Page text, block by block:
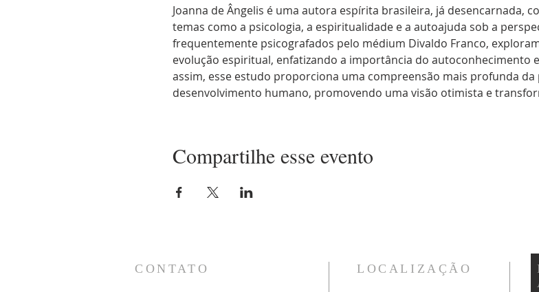
Joanna de Ângelis é uma autora espírita brasileira, já desencarnada,
temas como a psicologia, a espiritualidade e a autoajuda sob a
frequentemente psicografados pelo médium Divaldo Franco,
evolução espiritual, enfatizando a importância do autoconhecimento
assim, esse estudo proporciona uma compreensão mais profunda
desenvolvimento humano, promovendo uma visão otimista e
Compartilhe esse evento
CONTATO LOCALIZAÇÃO